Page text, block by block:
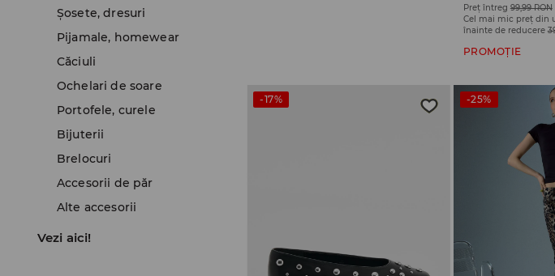
Şosete, dresuri
Pijamale, homewear
Căciuli
Ochelari de soare
Portofele, curele
Bijuterii
Brelocuri
Accesorii de păr
Alte accesorii
Vezi aici!
Preț întreg 99,99 RON
Cel mai mic preț din
înainte de reducere
PROMOȚIE
-17% -25%